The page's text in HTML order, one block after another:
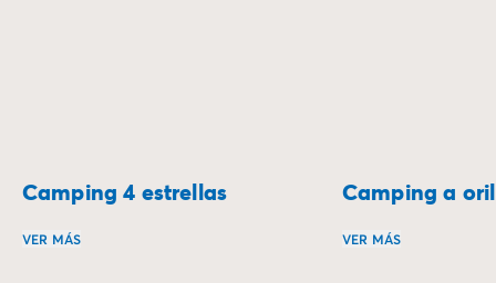
Camping 4 estrellas
VER MÁS
Camping a
VER MÁS